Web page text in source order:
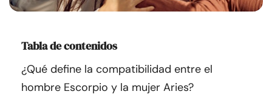
Recursos
Comunidad
Encuentra un terapeuta
Tabla de contenidos
¿Qué define la compatibilidad entre el
hombre Escorpio y la mujer Aries?